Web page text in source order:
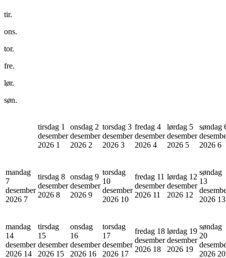
tir.
ons.
tor.
fre.
lør.
søn.
tirsdag 1
desember
2026 1
onsdag 2
desember
2026 2
torsdag 3
desember
2026 3
fredag 4
desember
2026 4
lørdag 5
desember
2026 5
søndag
2026 6
mandag
7
desember
2026 7
tirsdag 8
desember
2026 8
onsdag 9
desember
2026 9
torsdag
10
desember
2026 10
fredag 11
desember
2026 11
lørdag 12
desember
2026 12
søndag
13
2026 13
mandag
14
desember
2026 14
tirsdag
15
desember
2026 15
onsdag
16
desember
2026 16
torsdag
17
desember
2026 17
fredag 18
desember
2026 18
lørdag 19
desember
2026 19
søndag
20
2026 20